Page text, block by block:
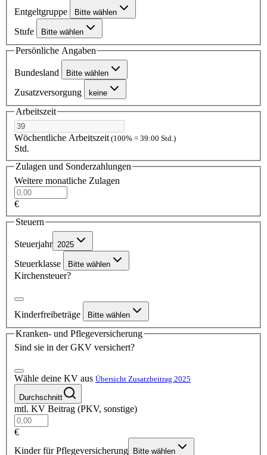
Entgeltgruppe Bitte wählen
Stufe Bitte wählen
Persönliche Angaben
Bundesland Bitte wählen
Zusatzversorgung keine
Arbeitszeit
Wöchentliche Arbeitszeit(100% = 39:00 Std.)
Std.
Zulagen und Sonderzahlungen
Weitere monatliche Zulagen
€
Steuern
Steuerjahr 2025
Steuerklasse Bitte wählen
Kirchensteuer?
Kinderfreibeträge Bitte wählen
Kranken- und Pflegeversicherung
Sind sie in der GKV versichert?
Wähle deine KV aus Übersicht Zusatzbeitrag 2025
Durchschnitt
mtl. KV Beitrag (PKV, sonstige)
€
Kinder für Pflegeversicherung
Bitte wählen